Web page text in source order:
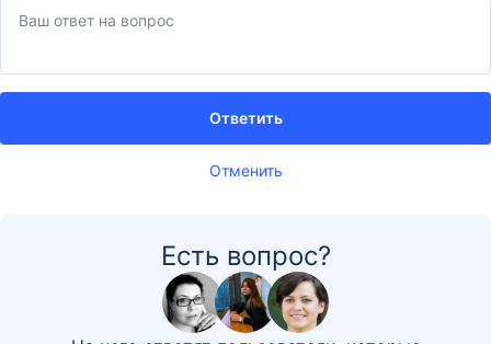
Отменить
Ответить
Есть вопрос?